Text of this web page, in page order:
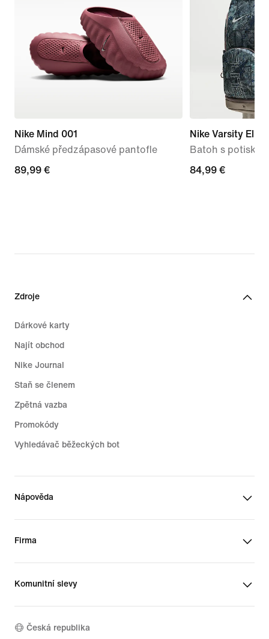
Nike Mind 001
Dámské předzápasové pantofle
89,99 €
89,99 €
Nike Varsity Elite
Batoh s
84,99 €
84,99 €
Zdroje
Dárkové karty
Najít obchod
Nike Journal
Staň se členem
Zpětná vazba
Promokódy
Vyhledávač běžeckých bot
Nápověda
Firma
Komunitní slevy
Česká republika